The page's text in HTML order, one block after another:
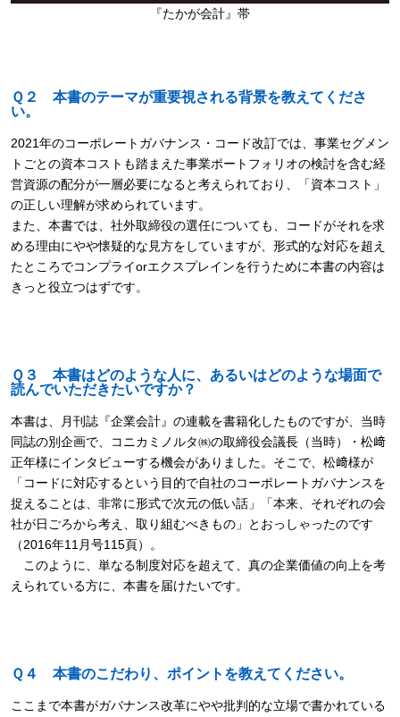
『たかが会計』帯
Ｑ２ 本書のテーマが重要視される背景を教えてくださ
い。
2021年のコーポレートガバナンス・コード改訂では、事業セグメン
トごとの資本コストも踏まえた事業ポートフォリオの検討を含む経
営資源の配分が一層必要になると考えられており、「資本コスト」
の正しい理解が求められています。
また、本書では、社外取締役の選任についても、コードがそれを求
める理由にやや懐疑的な見方をしていますが、形式的な対応を超え
たところでコンプライorエクスプレインを行うために本書の内容は
きっと役立つはずです。
Ｑ３ 本書はどのような人に、あるいはどのような場面で
読んでいただきたいですか？
本書は、月刊誌『企業会計』の連載を書籍化したものですが、当時
同誌の別企画で、コニカミノルタ㈱の取締役会議長（当時）・松﨑
正年様にインタビューする機会がありました。そこで、松﨑様が
「コードに対応するという目的で自社のコーポレートガバナンスを
捉えることは、非常に形式で次元の低い話」「本来、それぞれの会
社が日ごろから考え、取り組むべきもの」とおっしゃったのです
（2016年11月号115頁）。
このように、単なる制度対応を超えて、真の企業価値の向上を考
えられている方に、本書を届けたいです。
Ｑ４ 本書のこだわり、ポイントを教えてください。
ここまで本書がガバナンス改革にやや批判的な立場で書かれている